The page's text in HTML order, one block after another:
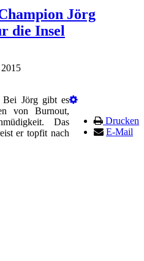
Jörg
die Insel
Drucken
E-Mail
Bei Jörg gibt es
von Burnout,
Das
er topfit nach